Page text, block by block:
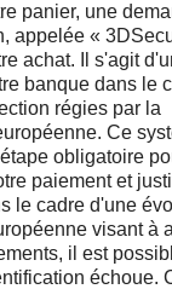
panier, une
appelée «
achat. Il s'agit
banque dans le
régies par la
Ce
obligatoire
paiement et
le cadre d'une
visant à
il est
échoue.